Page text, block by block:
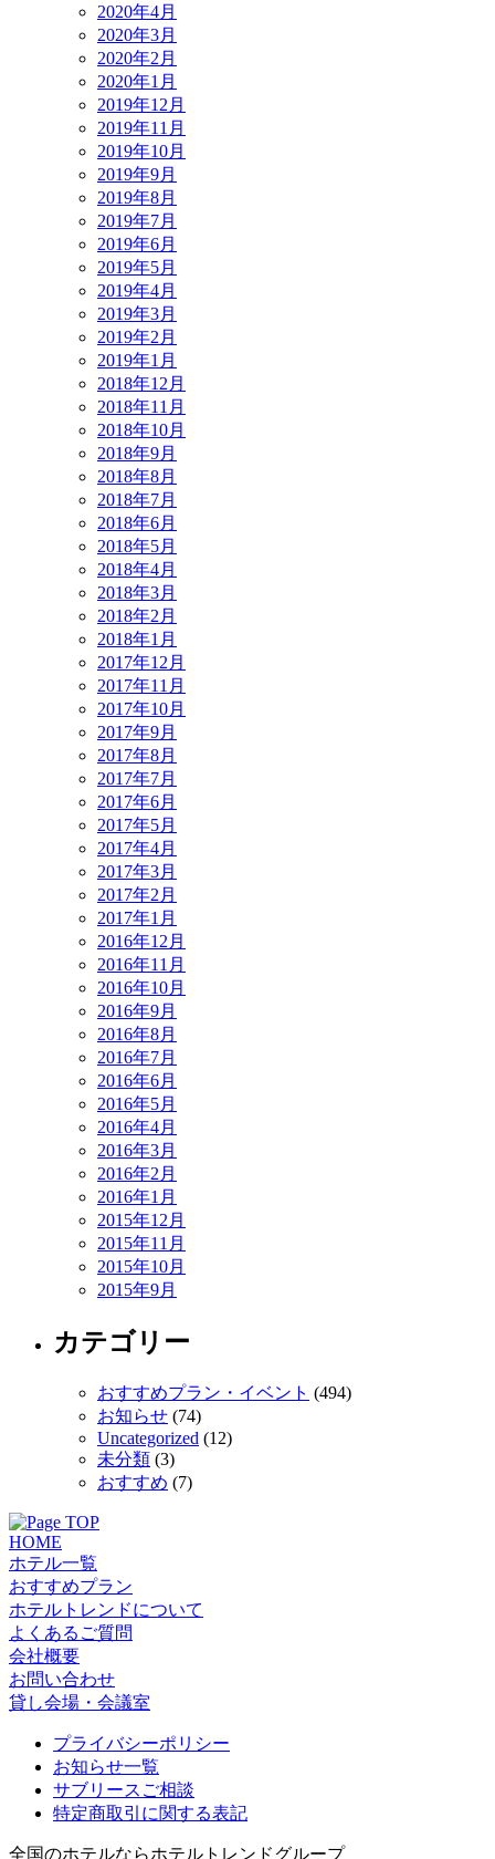
2020年4月
2020年3月
2020年2月
2020年1月
2019年12月
2019年11月
2019年10月
2019年9月
2019年8月
2019年7月
2019年6月
2019年5月
2019年4月
2019年3月
2019年2月
2019年1月
2018年12月
2018年11月
2018年10月
2018年9月
2018年8月
2018年7月
2018年6月
2018年5月
2018年4月
2018年3月
2018年2月
2018年1月
2017年12月
2017年11月
2017年10月
2017年9月
2017年8月
2017年7月
2017年6月
2017年5月
2017年4月
2017年3月
2017年2月
2017年1月
2016年12月
2016年11月
2016年10月
2016年9月
2016年8月
2016年7月
2016年6月
2016年5月
2016年4月
2016年3月
2016年2月
2016年1月
2015年12月
2015年11月
2015年10月
2015年9月
カテゴリー
おすすめプラン・イベント (494)
お知らせ (74)
Uncategorized (12)
未分類 (3)
おすすめ (7)
HOME
ホテル一覧
おすすめプラン
ホテルトレンドについて
よくあるご質問
会社概要
お問い合わせ
貸し会場・会議室
プライバシーポリシー
お知らせ一覧
サブリースご相談
特定商取引に関する表記
全国のホテルならホテルトレンドグループ